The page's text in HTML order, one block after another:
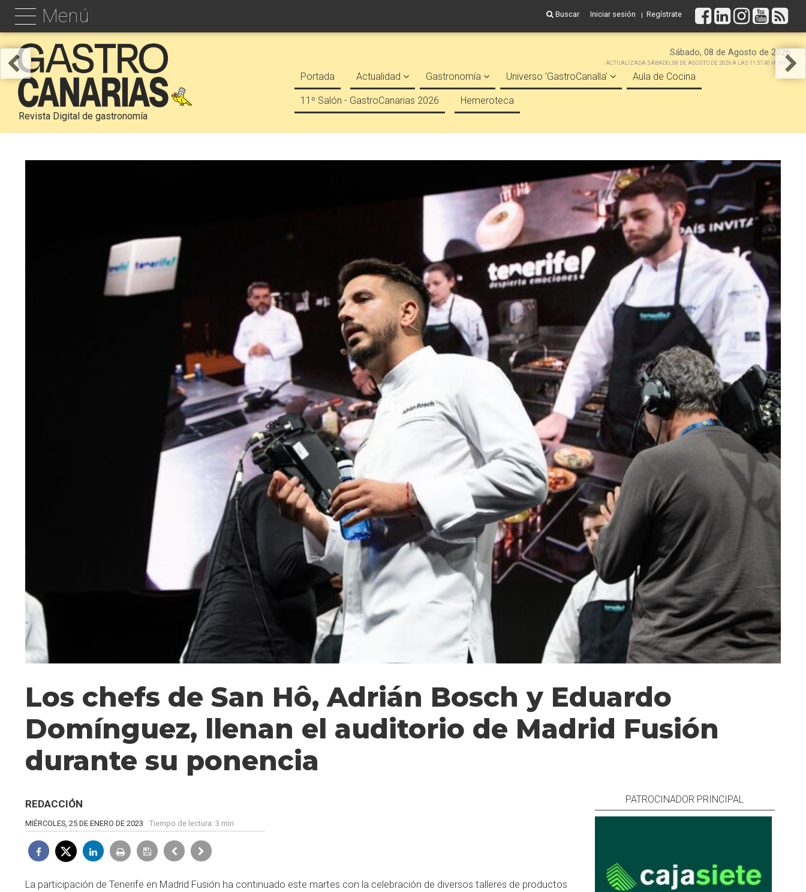
Menú Buscar Iniciar sesión Regístrate
Revista Digital de gastronomía
Sábado, 08 de Agosto de 2026
ACTUALIZADA SÁBADO, 08 DE AGOSTO DE 2026 A LAS 11:57:40 HORAS
Portada Actualidad Gastronomía Universo 'GastroCanalla' Aula de Cocina
11º Salón - GastroCanarias 2026 Hemeroteca
Los chefs de San Hô, Adrián Bosch y Eduardo
Domínguez, llenan el auditorio de Madrid Fusión
durante su ponencia
REDACCIÓN
MIÉRCOLES, 25 DE ENERO DE 2023 Tiempo de lectura: 3 min
La participación de Tenerife en Madrid Fusión ha continuado este martes con la celebración de diversos talleres de productos
PATROCINADOR PRINCIPAL